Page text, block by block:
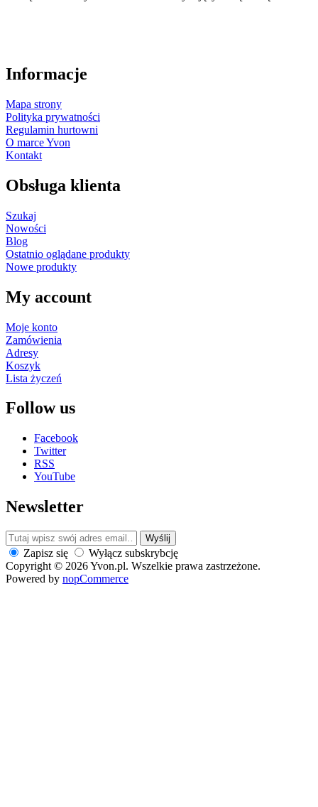
Informacje
Mapa strony
Polityka prywatności
Regulamin hurtowni
O marce Yvon
Kontakt
Obsługa klienta
Szukaj
Nowości
Blog
Ostatnio oglądane produkty
Nowe produkty
My account
Moje konto
Zamówienia
Adresy
Koszyk
Lista życzeń
Follow us
Facebook
Twitter
RSS
YouTube
Newsletter
Wyślij
Zapisz się
Wyłącz subskrybcję
Copyright © 2026 Yvon.pl. Wszelkie prawa zastrzeżone.
Powered by nopCommerce